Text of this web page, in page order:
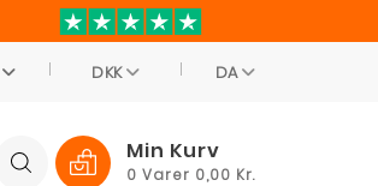
DKK DA
Min Kurv
0 Varer 0,00 Kr.